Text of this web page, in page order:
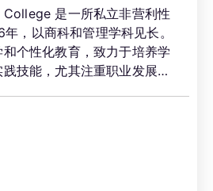
是一所私立非营利性
，以商科和管理学科见长。
个性化教育，致力于培养学
技能，尤其注重职业发展。
，为学生提供丰富的实习和
施现代化，环境国际化，吸引